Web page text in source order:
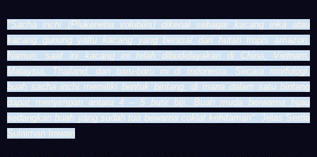
"Sacha inchi (Plukenetia volubilis)dikenal sebagai kacang inka atau
kacang gunung yaitu kacang yang berasal dari hutan tropis amazon.
Namun, saat ini kacang ini telah dibudidayakan di China, Vietnam,
Malaysia, Thailand, dan baru-baru ini di Indonesia. Secara morfologi,
buah sacha inchi memiliki bentuk bintang, di mana dalam satu bintang
dapat menyimpan antara 4 – 5 butir biji. Buah muda berwarna hijau
sedangkan buah yang sudah tua bewarna coklat kehitaman". Jelas Serda
Sulaiman Irawan